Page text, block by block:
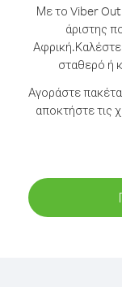
Με το Viber Out
άριστης
Αφρική.
σταθερό ή
Αγοράστε
αποκτήστε τις